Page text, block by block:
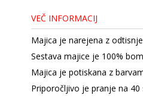
VEČ INFORMACIJ
Majica je narejena z
Sestava majice je 100%
Majica je potiskana z
Priporočljivo je pranje na